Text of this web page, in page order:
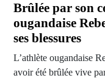
Brûlée par son
ougandaise
ses blessures
L’athlète ougandaise
avoir été brûlée vive